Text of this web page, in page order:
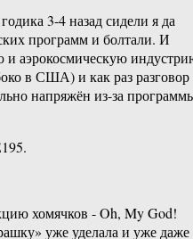
3-4 назад сидели я да
программ и болтали. И
и аэрокосмическую
в США) и как раз разговор
напряжён из-за
хомячков -​ Oh, My God!
уже уделала и уже даже